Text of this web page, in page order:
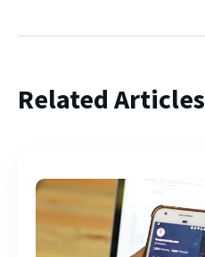
Related Articles